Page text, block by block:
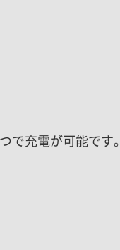
で充電が可能です。